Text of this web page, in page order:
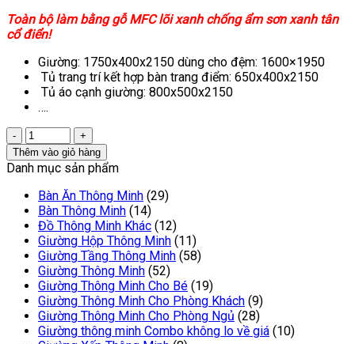
Toàn bộ làm bằng gỗ MFC lõi xanh chống ẩm sơn xanh tân
cổ điển!
Giường: 1750x400x2150 dùng cho đệm: 1600×1950
Tủ trang trí kết hợp bàn trang điểm: 650x400x2150
Tủ áo cạnh giường: 800x500x2150
….
Thêm vào giỏ hàng
Danh mục sản phẩm
Bàn Ăn Thông Minh (29)
Bàn Thông Minh (14)
Đồ Thông Minh Khác (12)
Giường Hộp Thông Minh (11)
Giường Tầng Thông Minh (58)
Giường Thông Minh (52)
Giường Thông Minh Cho Bé (19)
Giường Thông Minh Cho Phòng Khách (9)
Giường Thông Minh Cho Phòng Ngủ (28)
Giường thông minh Combo không lo về giá (10)